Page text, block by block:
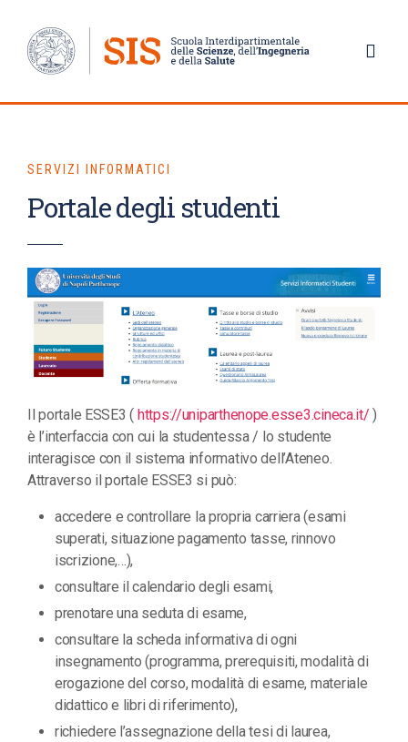
SERVIZI INFORMATICI
Portale degli studenti
Il portale ESSE3 ( https://uniparthenope.esse3.cineca.it/ )
è l’interfaccia con cui la studentessa / lo studente
interagisce con il sistema informativo dell’Ateneo.
Attraverso il portale ESSE3 si può:
accedere e controllare la propria carriera (esami
superati, situazione pagamento tasse, rinnovo
iscrizione,…),
consultare il calendario degli esami,
prenotare una seduta di esame,
consultare la scheda informativa di ogni
insegnamento (programma, prerequisiti, modalità di
erogazione del corso, modalità di esame, materiale
didattico e libri di riferimento),
richiedere l’assegnazione della tesi di laurea,